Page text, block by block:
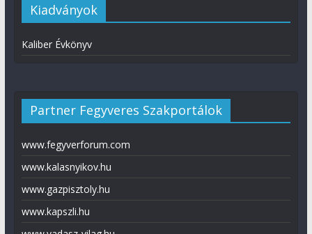
Kiadványok
Kaliber Évkönyv
Partner Fegyveres Szakportálok
www.fegyverforum.com
www.kalasnyikov.hu
www.gazpisztoly.hu
www.kapszli.hu